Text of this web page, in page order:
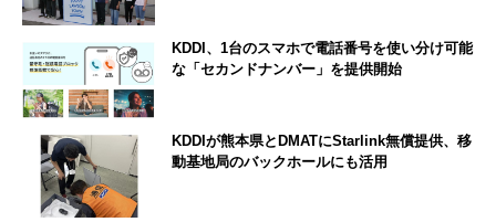
KDDI、1台のスマホで電話番号を使い分け可能
な「セカンドナンバー」を提供開始
KDDIが熊本県とDMATにStarlink無償提供、移
動基地局のバックホールにも活用